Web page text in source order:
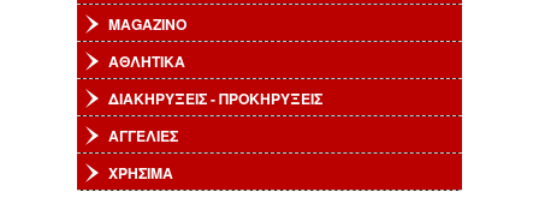
MAGAZINO
ΑΘΛΗΤΙΚΑ
ΔΙΑΚΗΡΥΞΕΙΣ - ΠΡΟΚΗΡΥΞΕΙΣ
ΑΓΓΕΛΙΕΣ
ΧΡΗΣΙΜΑ